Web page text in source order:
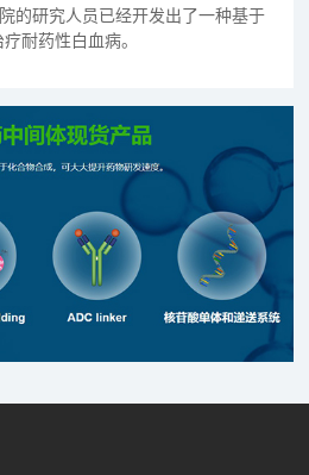
的研究人员已经开发出了一种基于
耐药性白血病。